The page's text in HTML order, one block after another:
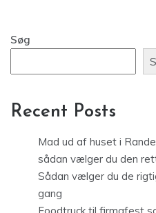
Søg
Recent Posts
Mad ud af huset i
sådan vælger du den
Sådan vælger du de
gang